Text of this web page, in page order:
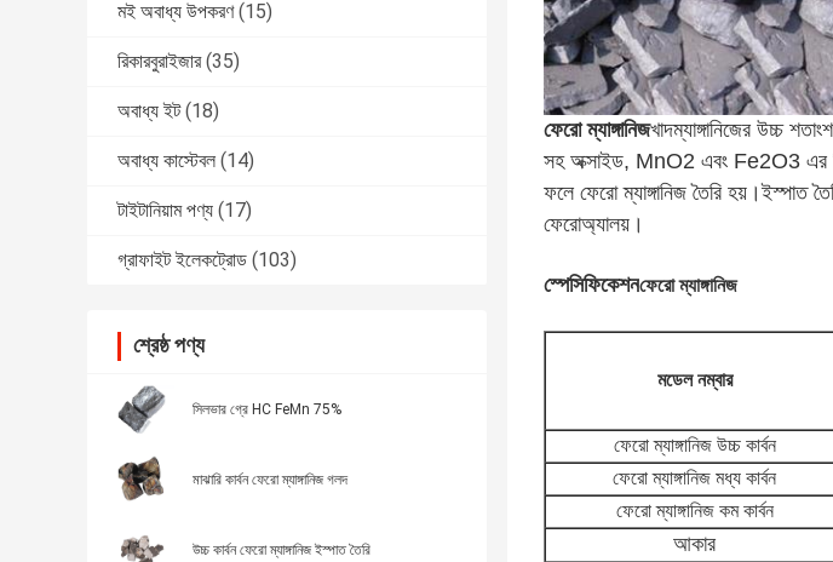
মই অবাধ্য উপকরণ (15)
রিকারবুরাইজার (35)
অবাধ্য ইট (18)
অবাধ্য কাস্টেবল (14)
টাইটানিয়াম পণ্য (17)
গ্রাফাইট ইলেকট্রোড (103)
শ্রেষ্ঠ পণ্য
সিলভার গ্রে HC FeMn 75%
মাঝারি কার্বন ফেরো ম্যাঙ্গানিজ গলদ
উচ্চ কার্বন ফেরো ম্যাঙ্গানিজ ইস্পাত তৈরি
ফেরো ম্যাঙ্গানিজখাদম্যাঙ্গানিজের উচ্চ
সহ অক্সাইড, MnO2 এবং Fe2O3 এর
ফলে ফেরো ম্যাঙ্গানিজ তৈরি হয়। ইস্পাত
ফেরোঅ্যালয়।
স্পেসিফিকেশনফেরো ম্যাঙ্গানিজ
মডেল নম্বার
ফেরো ম্যাঙ্গানিজ উচ্চ কার্বন
ফেরো ম্যাঙ্গানিজ মধ্য কার্বন
ফেরো ম্যাঙ্গানিজ কম কার্বন
আকার